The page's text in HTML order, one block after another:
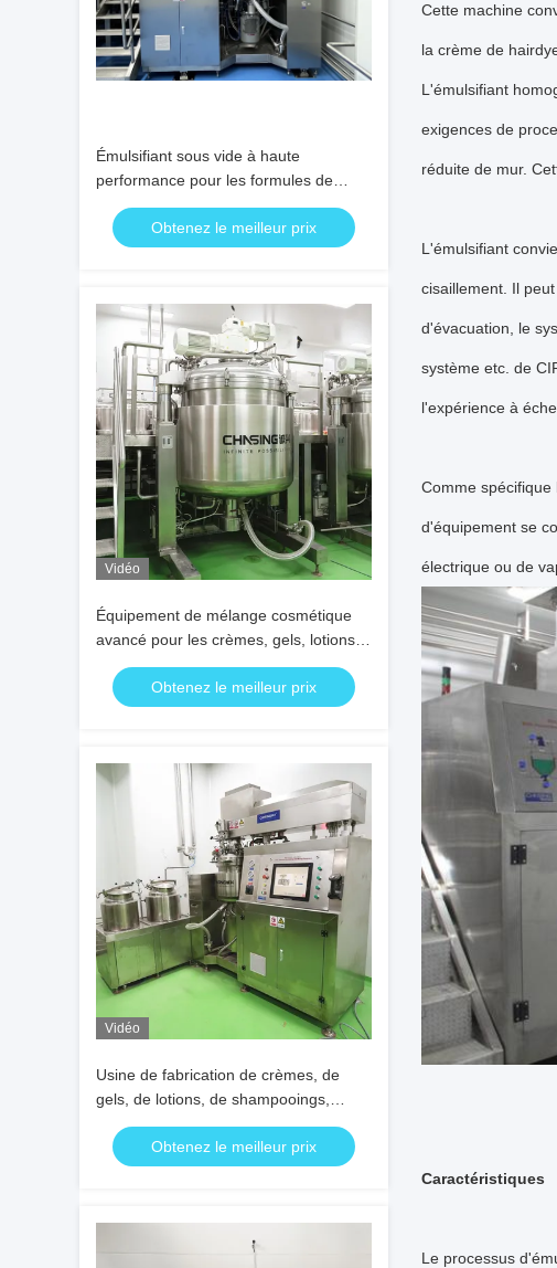
Émulsifiant sous vide à haute
performance pour les formules de
soins de la peau et des cheveux
Obtenez le meilleur prix
Vidéo
Équipement de mélange cosmétique
avancé pour les crèmes, gels, lotions,
shampooings et huiles
Obtenez le meilleur prix
Vidéo
Usine de fabrication de crèmes, de
gels, de lotions, de shampooings,
d'huiles capillaires et corporelles, de
pommadesObtenez le meilleur prix
Cette machine
la crème de
L'émulsifiant
exigences de
réduite de mur.
L'émulsifiant
cisaillement. Il
d'évacuation, le
système etc. de
l'expérience à
Comme
d'équipement se
électrique ou de
Caractéristiques
Le processus